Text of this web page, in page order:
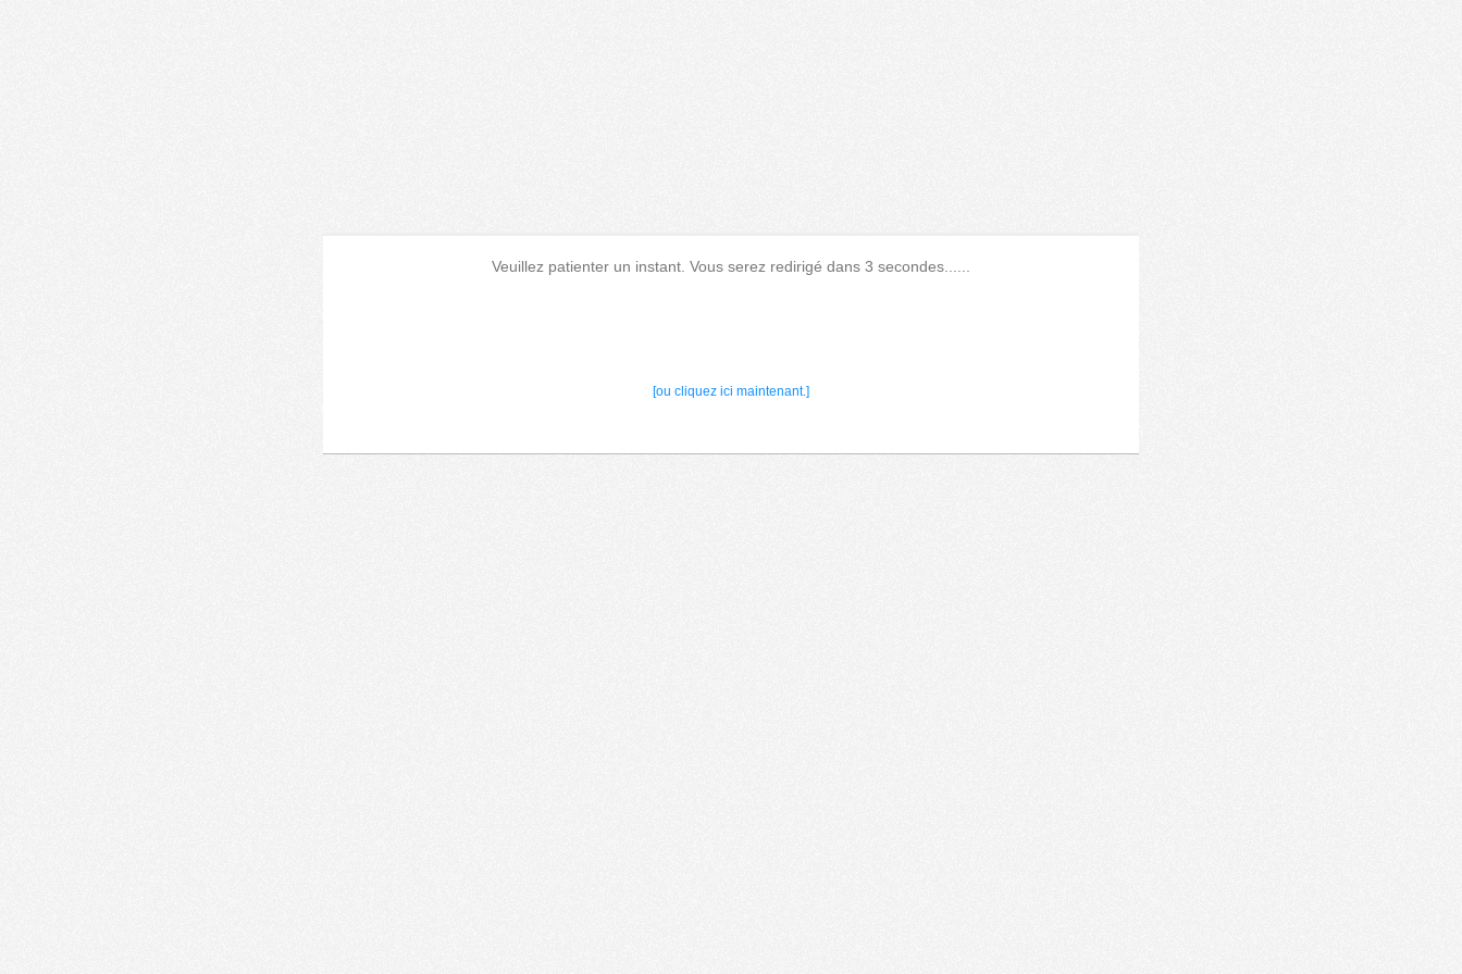
Veuillez patienter un instant. Vous serez redirigé dans 3 secondes......
[ou cliquez ici maintenant.]